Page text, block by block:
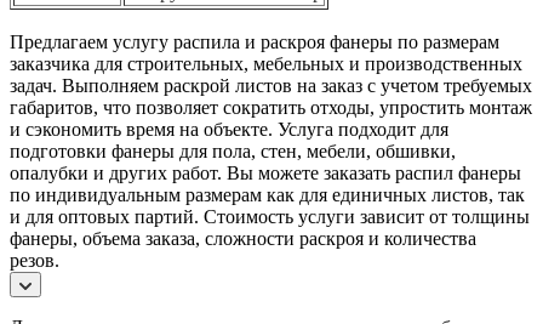
Предлагаем услугу распила и раскроя фанеры по размерам
заказчика для строительных, мебельных и производственных
задач. Выполняем раскрой листов на заказ с учетом требуемых
габаритов, что позволяет сократить отходы, упростить монтаж
и сэкономить время на объекте. Услуга подходит для
подготовки фанеры для пола, стен, мебели, обшивки,
опалубки и других работ. Вы можете заказать распил фанеры
по индивидуальным размерам как для единичных листов, так
и для оптовых партий. Стоимость услуги зависит от толщины
фанеры, объема заказа, сложности раскроя и количества
резов.